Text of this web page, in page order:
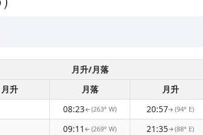
月升/月落
月升
月落 月升
08:23↑(263° W) 20:57↑(94° E)
09:11 ↑(269° W) 21:35↑(88° E)